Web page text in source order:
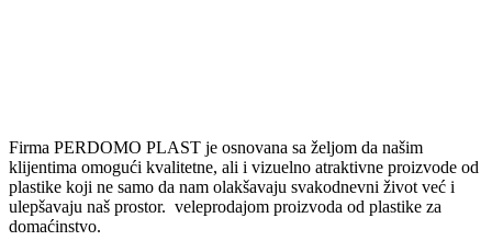
Firma PERDOMO PLAST je osnovana sa željom da našim
klijentima omogući kvalitetne, ali i vizuelno atraktivne proizvode od
plastike koji ne samo da nam olakšavaju svakodnevni život već i
ulepšavaju naš prostor. veleprodajom proizvoda od plastike za
domaćinstvo.